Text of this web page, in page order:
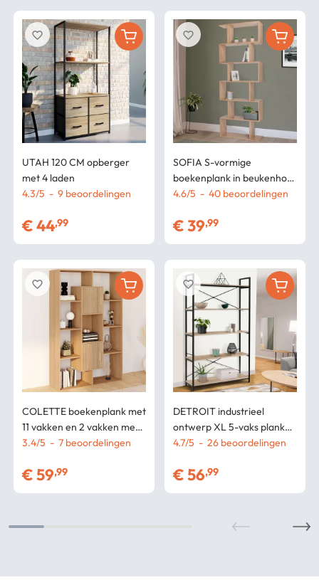
UTAH 120 CM opberger
met 4 laden
4.3/5 - 9 beoordelingen
€44,99
favorite_border
COLETTE boekenplank met
11 vakken en 2 vakken met
lamelleneffect JULIETTE
3.4/5 - 7 beoordelingen
€59,99
favorite_border
SOFIA S-vormige
boekenplank in beukenhout
189 cm
4.6/5 - 40 beoordelingen
€39,99
favorite_border
DETROIT industrieel
ontwerp XL 5-vaks plank
170 cm
4.7/5 - 26 beoordelingen
€56,99
favorite_border